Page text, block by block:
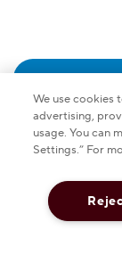
Política de
We use cookies
advertising,
usage. You can
Settings.” For